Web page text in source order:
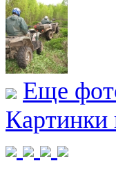
Еще
Картинки